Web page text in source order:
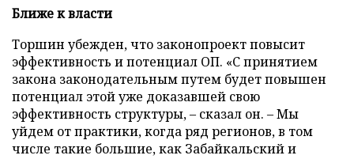
Ближе к власти
Торшин убежден, что законопроект повысит
эффективность и потенциал ОП. «С принятием
закона законодательным путем будет повышен
потенциал этой уже доказавшей свою
эффективность структуры, – сказал он. – Мы
уйдем от практики, когда ряд регионов, в том
числе такие большие, как Забайкальский и